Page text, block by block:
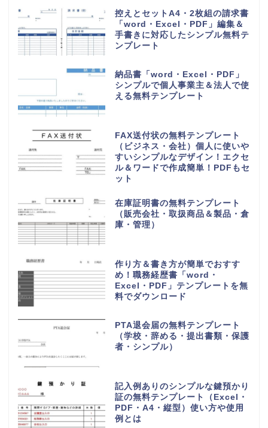
控えとセットA4・2枚組の請求書
「word・Excel・PDF」編集＆
手書きに対応したシンプル無料テ
ンプレート
納品書「word・Excel・PDF」
シンプルで個人事業主＆法人で使
える無料テンプレート
FAX送付状の無料テンプレート
（ビジネス・会社）個人に使いや
すいシンプルなデザイン！エクセ
ル＆ワードで作成簡単！PDFもセ
ット
在庫証明書の無料テンプレート
（販売会社・取扱商品＆製品・倉
庫・管理）
作り方＆書き方が簡単でおすす
め！職務経歴書「word・
Excel・PDF」テンプレートを無
料でダウンロード
PTA退会届の無料テンプレート
（学校・辞める・提出書類・保護
者・シンプル）
記入例ありのシンプルな鍵預かり
証の無料テンプレート（Excel・
PDF・A4・縦型）使い方や使用
例とは